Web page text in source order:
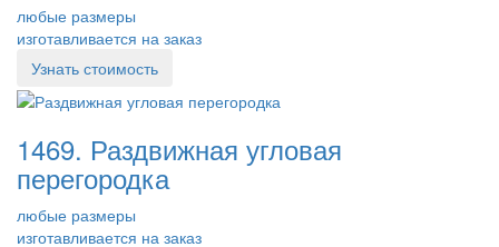
любые размеры
изготавливается на заказ
Узнать стоимость
1469. Раздвижная угловая
перегородка
любые размеры
изготавливается на заказ